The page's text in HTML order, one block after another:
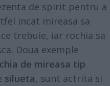
de spirit pentru a
incat mireasa sa
trebuie, iar rochia sa
Doua exemple
de mireasa tip
silueta, sunt actrita si